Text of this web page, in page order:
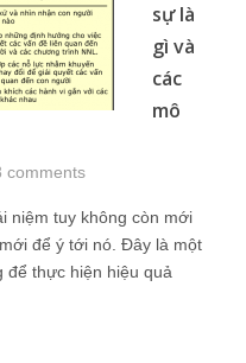
sự là
gì và
các
mô
comments
niệm tuy không còn mới
để ý tới nó. Đây là một
để thực hiện hiệu quả